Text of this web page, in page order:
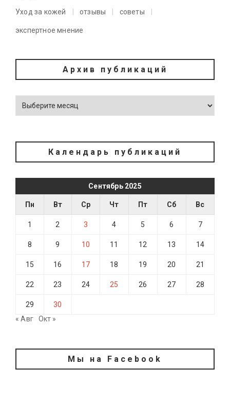
Уход за кожей отзывы советы
экспертное мнение
Архив публикаций
Календарь публикаций
Сентябрь 2025
Пн Вт Ср Чт Пт Сб Вс
1 2 3 4 5 6 7
8 9 10 11 12 13 14
15 16 17 18 19 20 21
22 23 24 25 26 27 28
29
30
« Авг
Окт »
Мы на Facebook